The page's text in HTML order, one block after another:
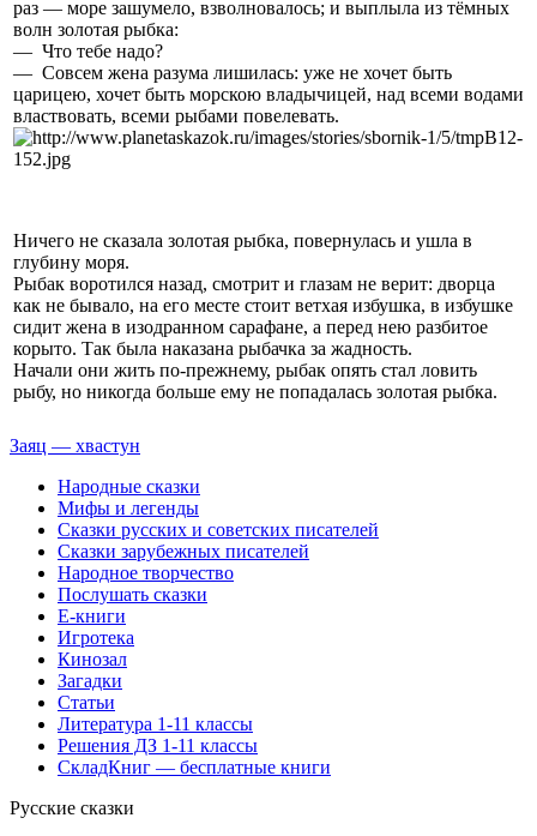
раз — море зашуме­ло, взволновалось; и выплыла из тёмных
волн золотая рыбка:
— Что тебе надо?
— Совсем жена разума лишилась: уже не хочет быть
царицею, хочет быть морскою владычицей, над всеми водами
властвовать, всеми рыбами повелевать.
Ничего не сказала золотая рыбка, повернулась и ушла в
глубину моря.
Рыбак воротился назад, смотрит и глазам не верит: дворца
как не бы­вало, на его месте стоит ветхая избушка, в избушке
сидит жена в изодран­ном сарафане, а перед нею разбитое
корыто. Так была наказана рыбачка за жадность.
Начали они жить по-прежнему, рыбак опять стал ловить
рыбу, но ни­когда больше ему не попадалась золотая рыбка.
Заяц — хвастун
Народные сказки
Мифы и легенды
Сказки русских и советских писателей
Сказки зарубежных писателей
Народное творчество
Послушать сказки
Е-книги
Игротека
Кинозал
Загадки
Статьи
Литература 1-11 классы
Решения ДЗ 1-11 классы
СкладКниг — бесплатные книги
Русские сказки